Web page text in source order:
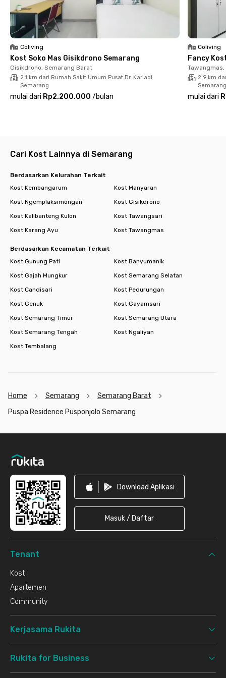
Puspa Residence Pusponjolo Semarang menawarkan kamar
berfurnitur yang dilengkapi oleh TV, AC, Wi-Fi, serta pilihan
kamar mandi dalam atau luar dengan pemanas air. Kamu bisa
menggunakan area komunal, dapur bersama, ruang makan,
serta lahan parkir yang bisa menampung 20 motor dan 6 mobil.
Keamanannya pun terjamin karena ada CCTV untuk
mengawasi kost Pusponjolo Semarang ini. Yakin nggak mau
tinggal di kost mahasiswa dan karyawan ini? Booking sekarang!
Coliving
Kost Soko Mas Gisikdrono Semarang
Gisikdrono, Semarang Barat
2.1 km dari Rumah Sakit Umum Pusat Dr. Kariadi
Semarang
mulai dari Rp2.200.000 /bulan
Coliving
Fancy
2.9 km
Semarang
mulai dari
Cari Kost Lainnya di Semarang
Berdasarkan Kelurahan Terkait
Kost Kembangarum
Kost Manyaran
Kost Ngemplaksimongan
Kost Gisikdrono
Kost Kalibanteng Kulon
Kost Tawangsari
Kost Karang Ayu
Kost Tawangmas
Berdasarkan Kecamatan Terkait
Kost Gunung Pati
Kost Banyumanik
Kost Gajah Mungkur
Kost Semarang Selatan
Kost Candisari
Kost Pedurungan
Kost Genuk
Kost Gayamsari
Kost Semarang Timur
Kost Semarang Utara
Kost Semarang Tengah
Kost Ngaliyan
Kost Tembalang
Home Semarang
Semarang Barat
Puspa Residence Pusponjolo Semarang
Download Aplikasi
Masuk / Daftar
Tenant
Kost
Apartemen
Community
Kerjasama Rukita
Rukita for Business